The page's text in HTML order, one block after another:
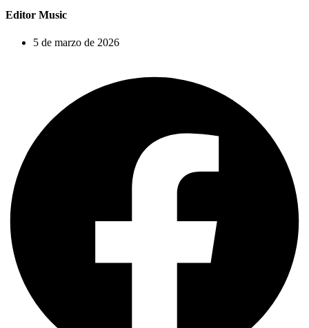
Editor Music
5 de marzo de 2026